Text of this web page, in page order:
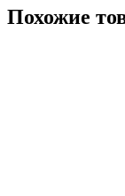
Похожие